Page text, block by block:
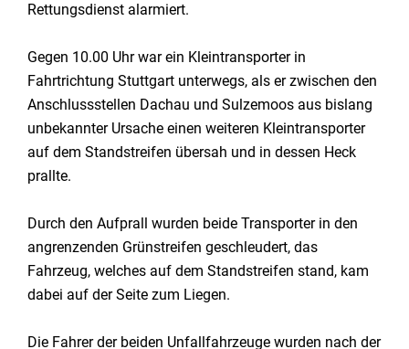
Rettungsdienst alarmiert.
Gegen 10.00 Uhr war ein Kleintransporter in
Fahrtrichtung Stuttgart unterwegs, als er zwischen den
Anschlussstellen Dachau und Sulzemoos aus bislang
unbekannter Ursache einen weiteren Kleintransporter
auf dem Standstreifen übersah und in dessen Heck
prallte.
Durch den Aufprall wurden beide Transporter in den
angrenzenden Grünstreifen geschleudert, das
Fahrzeug, welches auf dem Standstreifen stand, kam
dabei auf der Seite zum Liegen.
Die Fahrer der beiden Unfallfahrzeuge wurden nach der